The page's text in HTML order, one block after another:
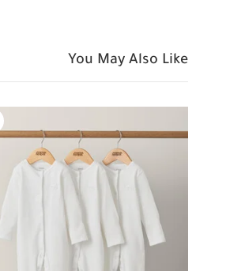
You May Also Like